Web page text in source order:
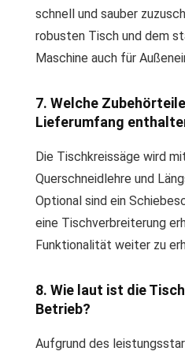
schnell und sauber
robusten Tisch und dem
Maschine auch für
7. Welche
Lieferumfang
Die Tischkreissäge wird
Querschneidlehre und
Optional sind ein
eine Tischverbreiterung
Funktionalität weiter zu
8. Wie laut ist die
Betrieb?
Aufgrund des